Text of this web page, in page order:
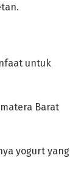
untuk
Barat
yogurt yang